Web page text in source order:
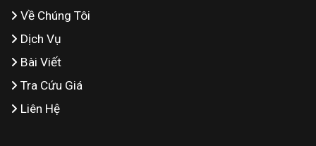
Về Chúng Tôi
Dịch Vụ
Bài Viết
Tra Cứu Giá
Liên Hệ